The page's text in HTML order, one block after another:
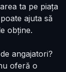
ta pe piața
ajuta să
obține.
angajatori?
oferă o